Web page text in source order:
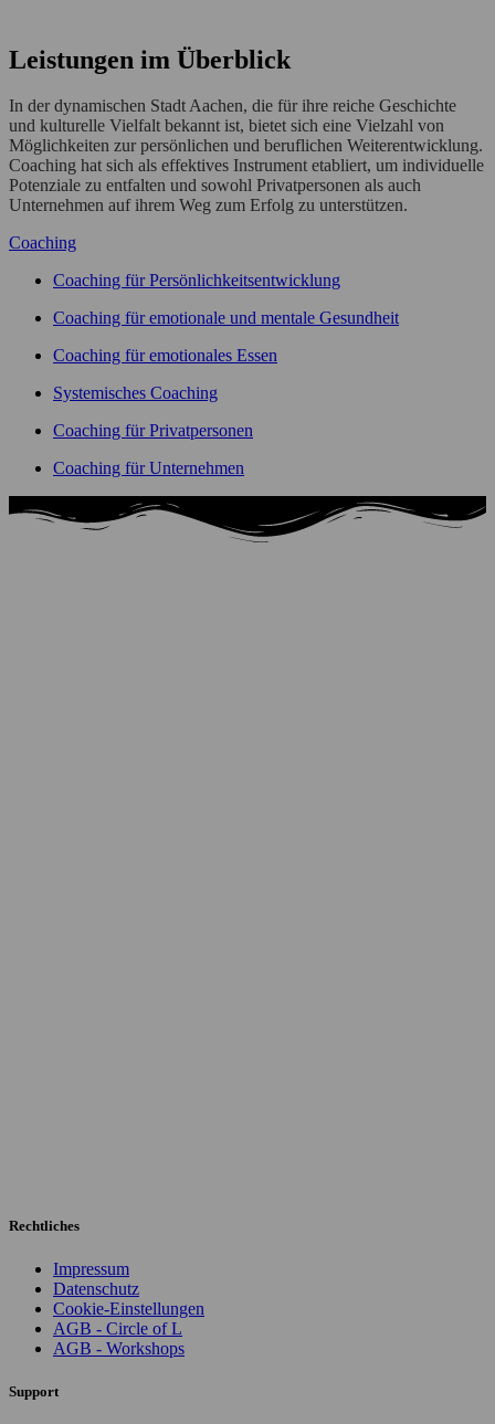
Leistungen im Überblick
In der dynamischen Stadt Aachen, die für ihre reiche Geschichte
und kulturelle Vielfalt bekannt ist, bietet sich eine Vielzahl von
Möglichkeiten zur persönlichen und beruflichen Weiterentwicklung.
Coaching hat sich als effektives Instrument etabliert, um individuelle
Potenziale zu entfalten und sowohl Privatpersonen als auch
Unternehmen auf ihrem Weg zum Erfolg zu unterstützen.
Coaching
Coaching für Persönlichkeitsentwicklung
Coaching für emotionale und mentale Gesundheit
Coaching für emotionales Essen
Systemisches Coaching
Coaching für Privatpersonen
Coaching für Unternehmen
Rechtliches
Impressum
Datenschutz
Cookie-Einstellungen
AGB - Circle of L
AGB - Workshops
Support